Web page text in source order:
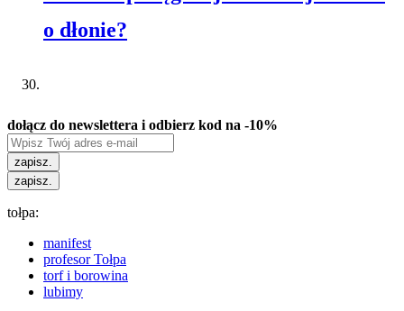
o dłonie?
dołącz do newslettera i odbierz kod na -10%
zapisz.
zapisz.
tołpa:
manifest
profesor Tołpa
torf i borowina
lubimy